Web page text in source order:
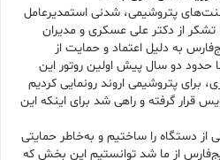
بیش از ۹۰ درصد پلنت‌های پتروشیمی، شدنی استمدیرعامل
از دکتر علی عسکری و مدیران
به دلیل اعتماد و حمایت از
حدود دو سال پیش اولین روتور این
برای پتروشیمی اروند رونمایی کردیم
قرار گرفته و راهی شد برای اینکه این
از دستگاه را ساختیم و به‌خاطر حمایتی
از ما شد توانستیم این بخش که